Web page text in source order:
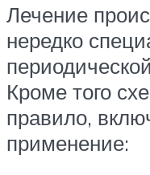
Лечение
нередко
Кроме того
правило,
применение: